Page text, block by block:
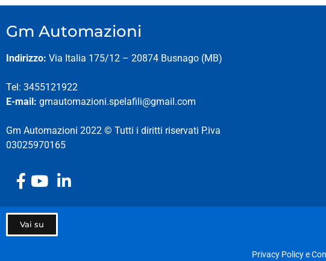
Gm Automazioni
Indirizzo: Via Italia 175/12 – 20874 Busnago (MB)
Tel: 3455121922
E-mail: gmautomazioni.spelafili@gmail.com
Gm Automazioni 2022 © Tutti i diritti riservati P.iva
03025970165
Vai su
Privacy Policy e